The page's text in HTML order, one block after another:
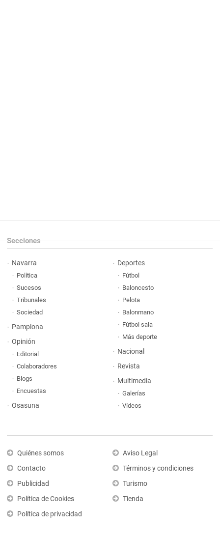
Secciones
Navarra
Política
Sucesos
Tribunales
Sociedad
Pamplona
Opinión
Editorial
Colaboradores
Blogs
Encuestas
Osasuna
Deportes
Fútbol
Baloncesto
Pelota
Balonmano
Fútbol sala
Más deporte
Nacional
Revista
Multimedia
Galerías
Vídeos
Quiénes somos
Contacto
Publicidad
Política de Cookies
Política de privacidad
Aviso Legal
Términos y condiciones
Turismo
Tienda